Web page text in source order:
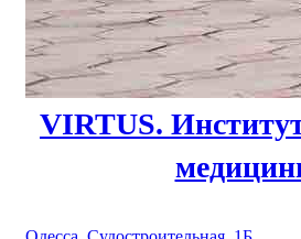
VIRTUS.